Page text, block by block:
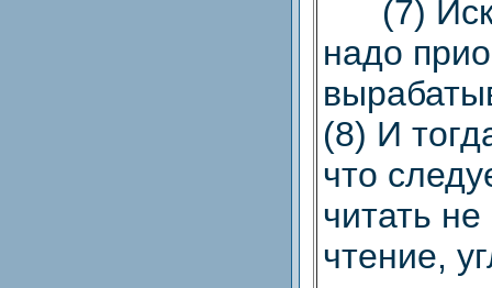
(7)
надо
(8) И
что
читать не
чтение,